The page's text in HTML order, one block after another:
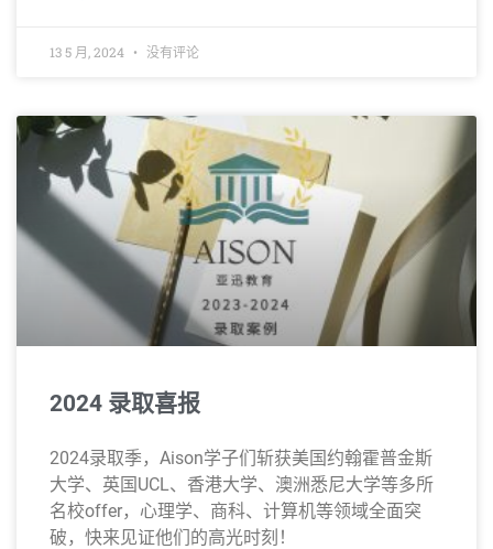
13 5 月, 2024 没有评论
2024 录取喜报
2024录取季，Aison学子们斩获美国约翰霍普金斯
大学、英国UCL、香港大学、澳洲悉尼大学等多所
名校offer，心理学、商科、计算机等领域全面突
破，快来见证他们的高光时刻！